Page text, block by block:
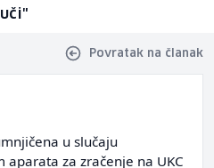
Povratak na članak
u slučaju
za zračenje na UKC